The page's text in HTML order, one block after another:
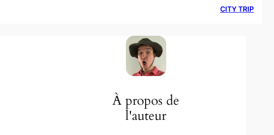
CITY TRIP
À propos de
l'auteur